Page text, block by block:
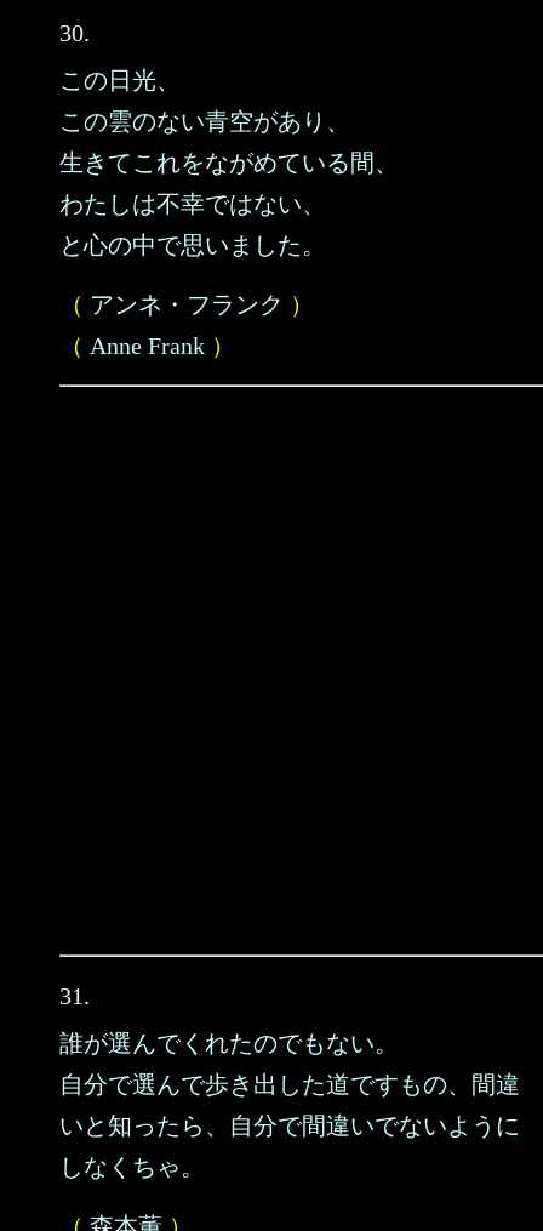
30.
この日光、
この雲のない青空があり、
生きてこれをながめている間、
わたしは不幸ではない、
と心の中で思いました。
（ アンネ・フランク ）
（ Anne Frank ）
31.
誰が選んでくれたのでもない。
自分で選んで歩き出した道ですもの、間違
いと知ったら、自分で間違いでないように
しなくちゃ。